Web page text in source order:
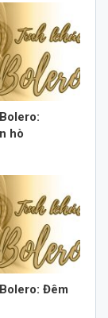
hò
Đêm